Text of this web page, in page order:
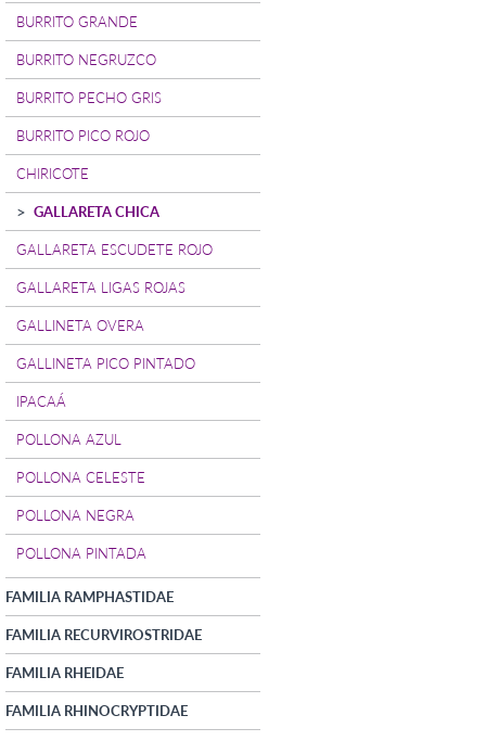
BURRITO GRANDE
BURRITO NEGRUZCO
BURRITO PECHO GRIS
BURRITO PICO ROJO
CHIRICOTE
GALLARETA CHICA
GALLARETA ESCUDETE ROJO
GALLARETA LIGAS ROJAS
GALLINETA OVERA
GALLINETA PICO PINTADO
IPACAÁ
POLLONA AZUL
POLLONA CELESTE
POLLONA NEGRA
POLLONA PINTADA
FAMILIA RAMPHASTIDAE
FAMILIA RECURVIROSTRIDAE
FAMILIA RHEIDAE
FAMILIA RHINOCRYPTIDAE